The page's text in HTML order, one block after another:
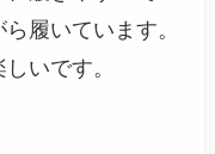
履いています。
いです。